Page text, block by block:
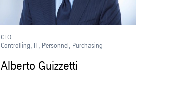
CFO
Controlling, IT, Personnel, Purchasing
Alberto Guizzetti